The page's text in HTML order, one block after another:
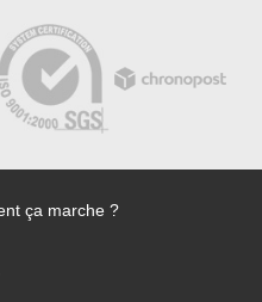
ça marche ?